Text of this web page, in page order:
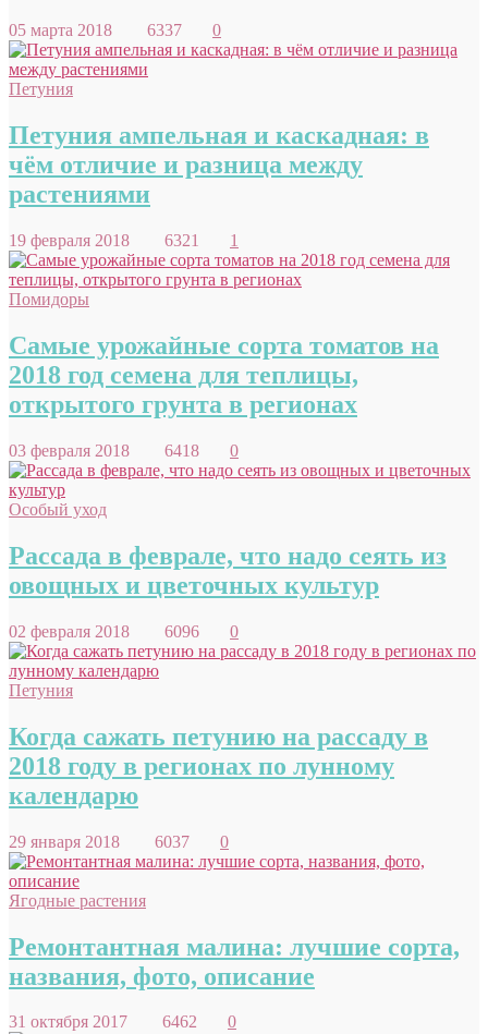
05 марта 2018 6337 0
Петуния
Петуния ампельная и каскадная: в
чём отличие и разница между
растениями
19 февраля 2018 6321 1
Помидоры
Самые урожайные сорта томатов на
2018 год семена для теплицы,
открытого грунта в регионах
03 февраля 2018 6418 0
Особый уход
Рассада в феврале, что надо сеять из
овощных и цветочных культур
02 февраля 2018 6096 0
Петуния
Когда сажать петунию на рассаду в
2018 году в регионах по лунному
календарю
29 января 2018 6037 0
Ягодные растения
Ремонтантная малина: лучшие сорта,
названия, фото, описание
31 октября 2017 6462 0